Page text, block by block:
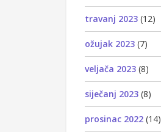
travanj 2023 (12)
ožujak 2023 (7)
veljača 2023 (8)
siječanj 2023 (8)
prosinac 2022 (14)